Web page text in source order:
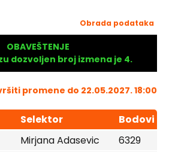
Obrada podataka
OBAVEŠTENJE
dozvoljen broj izmena je 4.
promene do 22.05.2027. 18:00
Selektor
Bodovi
Mirjana Adasevic 6329